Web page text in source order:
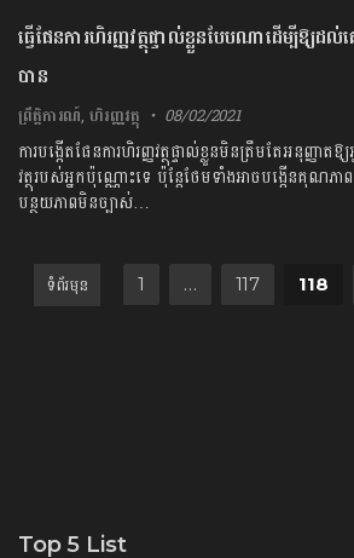
ធ្វើផែនការហិរញ្ញវត្ថុផ្ទាល់ខ្លួនបែបណាដើម្បីឱ្
បាន
ព្រឹត្តិការណ៍,ហិរញ្ញវត្ថុ 08/02/2021
ការបង្កើតផែនការហិរញ្ញវត្ថុផ្ទាល់ខ្លួនមិនត្រឹមតែអនុញ្ញាត
វត្ថុរបស់អ្នកប៉ុណ្ណោះទេ ប៉ុន្តែថែមទាំងអាចបង្កើនគុណភ
បន្ថយភាពមិនច្បាស់…
Posts pagination
1 … 117 118
Top 5 List